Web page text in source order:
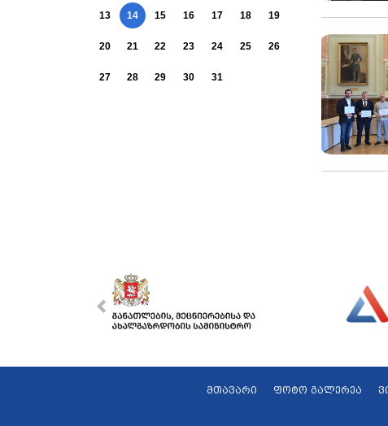
13 14 15 16 17 18 19
20 21 22 23 24 25 26
27 28 29 30 31
მთავარი ფოტო გალერეა